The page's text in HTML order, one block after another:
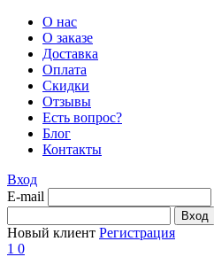
О нас
О заказе
Доставка
Оплата
Скидки
Отзывы
Есть вопрос?
Блог
Контакты
Вход
E-mail
Новый клиент Регистрация
1 0